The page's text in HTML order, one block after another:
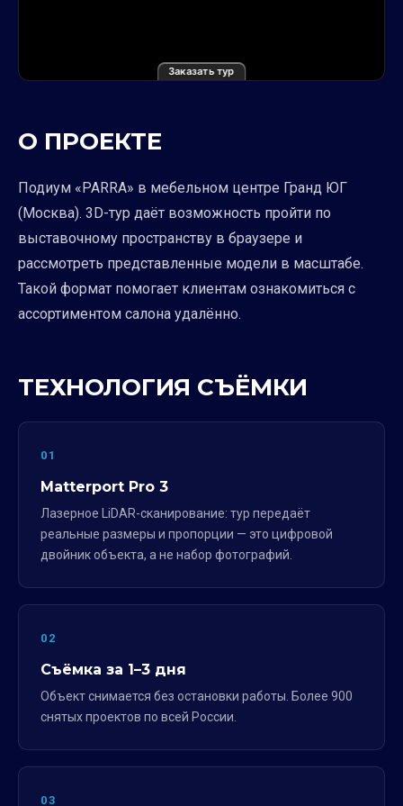
Заказать тур
О ПРОЕКТЕ
Подиум «PARRA» в мебельном центре Гранд ЮГ
(Москва). 3D-тур даёт возможность пройти по
выставочному пространству в браузере и
рассмотреть представленные модели в масштабе.
Такой формат помогает клиентам ознакомиться с
ассортиментом салона удалённо.
ТЕХНОЛОГИЯ СЪЁМКИ
01
Matterport Pro 3
Лазерное LiDAR-сканирование: тур передаёт
реальные размеры и пропорции — это цифровой
двойник объекта, а не набор фотографий.
02
Съёмка за 1–3 дня
Объект снимается без остановки работы. Более 900
снятых проектов по всей России.
03